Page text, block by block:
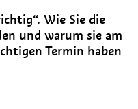
Wie Sie die
und warum sie am
Termin haben